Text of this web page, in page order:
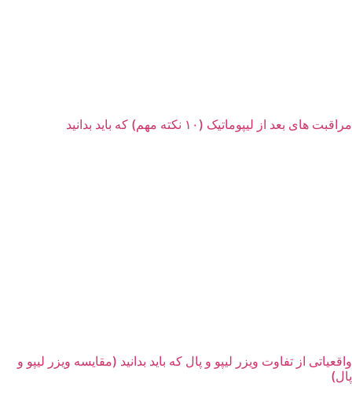
مراقبت های بعد از لیپوماتیک (۱۰ نکته مهم) که باید بدانید
واقعیاتی از تفاوت ویزر لیپو و پال که باید بدانید (مقایسه ویزر لیپو و
پال)